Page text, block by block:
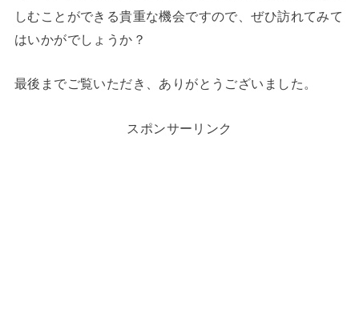
しむことができる貴重な機会ですので、ぜひ訪れてみて
はいかがでしょうか？
最後までご覧いただき、ありがとうございました。
スポンサーリンク